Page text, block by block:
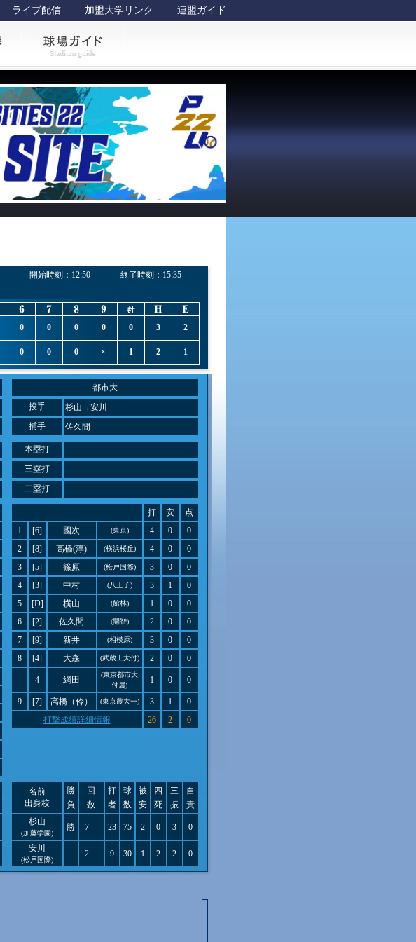
ライブ配信 加盟大学リンク 連盟ガイド
開始時刻： 12:50 終了時刻： 15:35
0 0 0 0 0 3 2
0 0 0 × 1 2 1
都市大
投手
杉山→安川
捕手 佐久間
本塁打
三塁打
二塁打
打 安
点
1
[6] 國次 (東京) 4 0
0
2
[8] 高橋(淳) (横浜桜丘) 4 0
0
3
[5] 篠原 (松戸国際) 3 0
0
4
[3] 中村 (八王子) 3 1
0
5
[D] 横山 (館林) 1 0
0
6
[2] 佐久間 (開智) 2 0
0
7
[9] 新井 (相模原) 3 0
0
8
[4] 大森 (武蔵工大付) 2 0 0
4 網田
(東京都市大
付属)
1 0 0
9 [7] 高橋（伶） (東京農大一) 3 1
0
打撃成績詳細情報
26 2 0
名前
出身校
勝
負
回
数
打
者
球
数
被
安
四
死
三
振
自
責
杉山
(加藤学園)
勝 7 23 75 2 0 3 0
安川
(松戸国際)
2 9 30 1 2 2 0